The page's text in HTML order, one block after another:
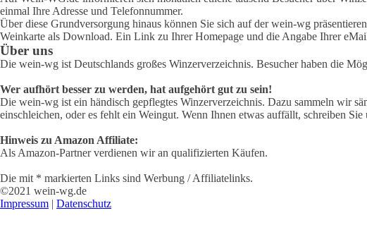
einmal Ihre Adresse und Telefonnummer.
Über diese Grundversorgung hinaus können Sie sich auf der wein-wg
Weinkarte als Download. Ein Link zu Ihrer Homepage und die Angabe Ihrer
Über uns
Die wein-wg ist Deutschlands großes Winzerverzeichnis. Besucher haben die
Wer aufhört besser zu werden, hat aufgehört gut zu sein!
Die wein-wg ist ein händisch gepflegtes Winzerverzeichnis. Dazu sammeln wir
einschleichen, oder es fehlt ein Weingut. Wenn Ihnen etwas auffällt, schreiben
Hinweis zu Amazon Affiliate:
Als Amazon-Partner verdienen wir an qualifizierten Käufen.
Die mit * markierten Links sind Werbung / Affiliatelinks.
©2021 wein-wg.de
Impressum | Datenschutz